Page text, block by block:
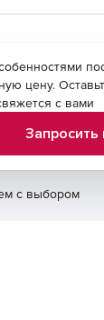
цену.
с вами
Запросить
с выбором